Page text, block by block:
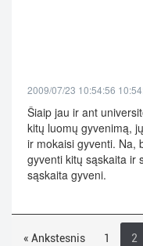
2009/07/23 10:54:56
Šiaip jau ir ant
kitų luomų gyvenimą,
ir mokaisi gyventi. Na,
gyventi kitų sąskaita ir
sąskaita gyveni.
« Ankstesnis 1 2